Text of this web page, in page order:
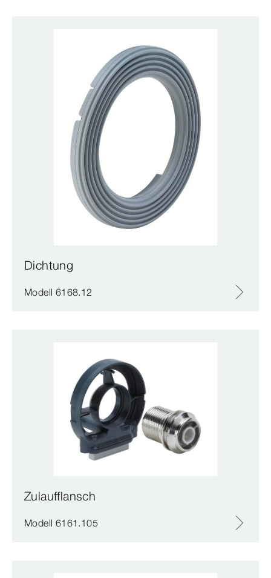
Dichtung
Modell 6168.12
Zulaufflansch
Modell 6161.105